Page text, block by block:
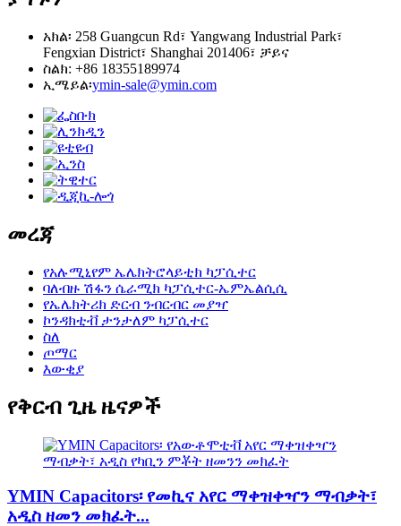
አክል፡ 258 Guangcun Rd፣ Yangwang Industrial Park፣
Fengxian District፣ Shanghai 201406፣ ቻይና
ስልክ: +86 18355189974
ኢሜይል፡ymin-sale@ymin.com
መረጃ
የአሉሚኒየም ኤሌክትሮላይቲክ ካፓሲተር
ባለብዙ ሽፋን ሴራሚክ ካፓሲተር-ኤምኤልሲሲ
የኤሌክትሪክ ድርብ ንብርብር መያዣ
ኮንዳክቲቭ ታንታለም ካፓሲተር
ስለ
ጦማር
እውቂያ
የቅርብ ጊዜ ዜናዎች
YMIN Capacitors፡ የመኪና አየር ማቀዝቀዣን ማብቃት፣
አዲስ ዘመን መክፈት...